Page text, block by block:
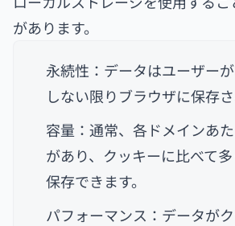
があります。
永続性：データはユーザー
しない限りブラウザに保存さ
容量：通常、各ドメインあ
があり、クッキーに比べて
保存できます。
パフォーマンス：データが